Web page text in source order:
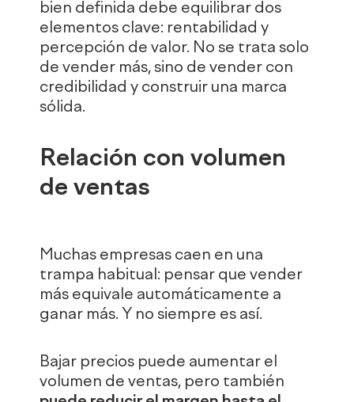
bien definida debe equilibrar dos
elementos clave: rentabilidad y
percepción de valor. No se trata solo
de vender más, sino de vender con
credibilidad y construir una marca
sólida.
Relación con volumen
de ventas
Muchas empresas caen en una
trampa habitual: pensar que vender
más equivale automáticamente a
ganar más. Y no siempre es así.
Bajar precios puede aumentar el
volumen de ventas, pero también